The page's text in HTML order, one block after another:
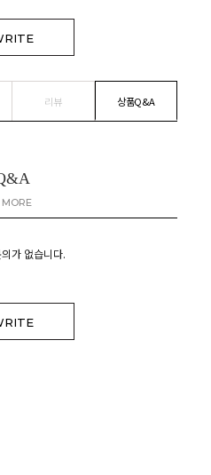
리뷰 상품Q&A
MORE
가 없습니다.